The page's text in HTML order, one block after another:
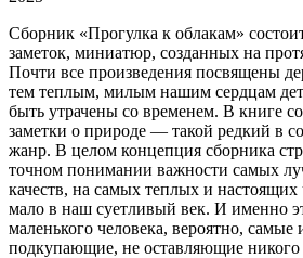
Сборник «Прогулка к облакам»
заметок, миниатюр, созданных на
Почти все произведения посвящены
тем теплым, милым нашим сердцам
быть утрачены со временем. В книге
заметки о природе — такой редкий в
жанр. В целом концепция сборника
точном понимании важности самых
качеств, на самых теплых и настоящих
мало в наш суетливый век. И именно
маленького человека, вероятно,
подкупающие, не оставляющие